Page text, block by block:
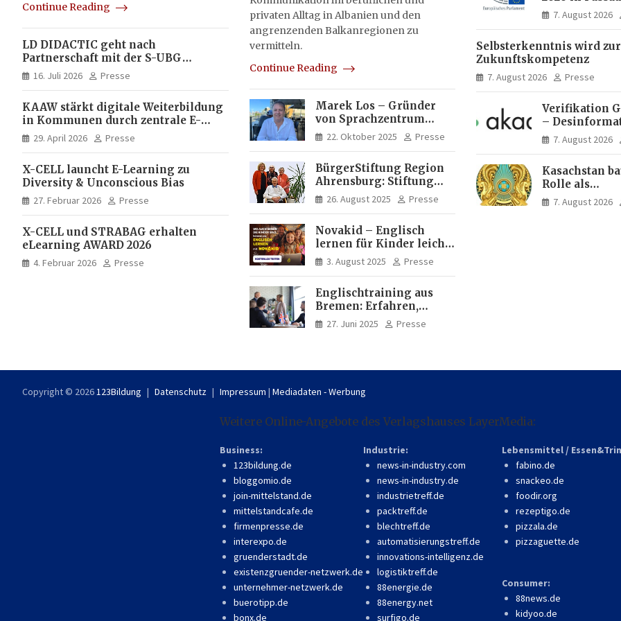
Continue Reading
LD DIDACTIC geht nach
Partnerschaft mit der S-UBG
vollständig in Unternehmerhand
16. Juli 2026 Presse
KAAW stärkt digitale Weiterbildung
in Kommunen durch zentrale E-
Learning Plattform von X-CELL
29. April 2026 Presse
X-CELL launcht E-Learning zu
Diversity & Unconscious Bias
27. Februar 2026 Presse
X-CELL und STRABAG erhalten
eLearning AWARD 2026
4. Februar 2026 Presse
privaten Alltag in Albanien und den
angrenzenden Balkanregionen zu
vermitteln.
Continue Reading
Marek Los – Gründer
von Sprachzentrum
Moose, Moose Casa
Italia und Apartamento
Experte für Bildung und
Investitionen in
Brasilien
22. Oktober 2025 Presse
BürgerStiftung Region
Ahrensburg: Stiftung
Dietrich+Gudrun Maaß
fördert
Frauen
26. August 2025 Presse
Novakid – Englisch
lernen für Kinder leicht
gemacht
3. August 2025 Presse
Englischtraining aus
Bremen: Erfahren,
professionell, online
zugänglich
27. Juni 2025 Presse
Menschen
Ideen für
7. August 2026
Selbsterkenntnis wird zur
Zukunftskompetenz
7. August 2026 Presse
Verifikation
–
Fake News,
Inhalte | dpa-
7. August 2026
Kasachstan
Rolle als
zwischen
7. August 2026
Copyright © 2026123Bildung Datenschutz Impressum | Mediadaten - Werbung
Weitere Online-Angebote des Verlagshauses LayerMedia:
Business:
123bildung.de
bloggomio.de
join-mittelstand.de
mittelstandcafe.de
firmenpresse.de
interexpo.de
gruenderstadt.de
existenzgruender-netzwerk.de
unternehmer-netzwerk.de
buerotipp.de
bonx.de
Industrie:
news-in-industry.com
news-in-industry.de
industrietreff.de
packtreff.de
blechtreff.de
automatisierungstreff.de
innovations-intelligenz.de
logistiktreff.de
88energie.de
88energy.net
surfigo.de
Lebensmittel /
fabino.de
snackeo.de
foodir.org
rezeptigo.de
pizzala.de
pizzaguette.de
Consumer:
88news.de
kidyoo.de